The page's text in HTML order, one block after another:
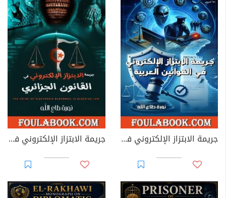
جريمة الابتزاز الإلكتروني في القوانين العربية جريمة الابتزاز الإلكتروني في القانون الجزائري